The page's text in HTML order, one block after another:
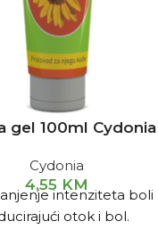
gel 100ml Cydonia
Cydonia
4,55 KM
intenziteta boli
otok i bol.